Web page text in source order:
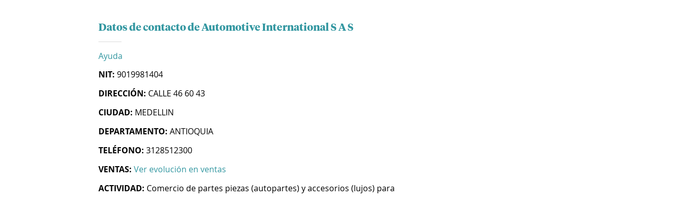
Datos de contacto de Automotive International S A S
Ayuda
NIT: 9019981404
DIRECCIÓN: CALLE 46 60 43
CIUDAD: MEDELLIN
DEPARTAMENTO: ANTIOQUIA
TELÉFONO: 3128512300
VENTAS: Ver evolución en ventas
ACTIVIDAD: Comercio de partes piezas (autopartes) y accesorios (lujos) para